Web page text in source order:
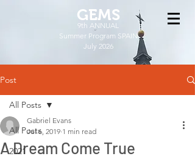
GEMS
9th ANNUAL
Summer Program SPAIN
July 2026
Post
All Posts
2021
All Posts
A Dream Come True
Gabriel Evans
Jul 6, 2019 1 min read